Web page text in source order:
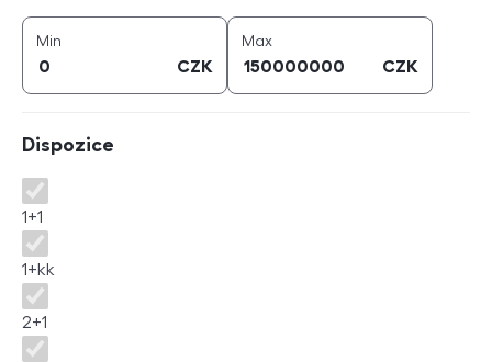
Min
CZK
Maxcena (
CZK
Dispozice
Dispozice
1+1
1+kk
2+1